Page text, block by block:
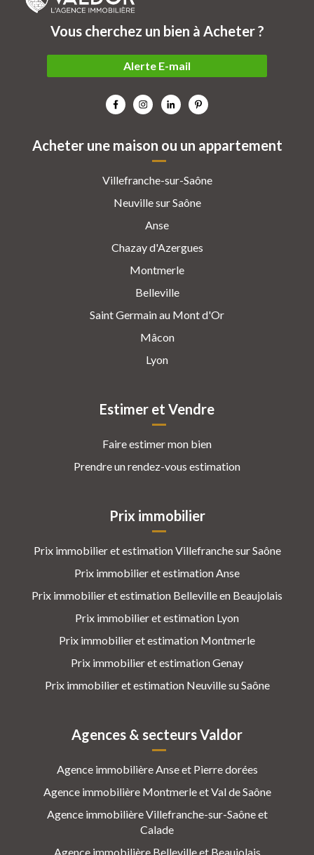
Acheter une maison ou un appartement
Villefranche-sur-Saône
Neuville sur Saône
Anse
Chazay d'Azergues
Montmerle
Belleville
Saint Germain au Mont d'Or
Mâcon
Lyon
Estimer et Vendre
Faire estimer mon bien
Prendre un rendez-vous estimation
Prix immobilier
Prix immobilier et estimation Villefranche sur Saône
Prix immobilier et estimation Anse
Prix immobilier et estimation Belleville en Beaujolais
Prix immobilier et estimation Lyon
Prix immobilier et estimation Montmerle
Prix immobilier et estimation Genay
Prix immobilier et estimation Neuville su Saône
Agences & secteurs Valdor
Agence immobilière Anse et Pierre dorées
Agence immobilière Montmerle et Val de Saône
Agence immobilière Villefranche-sur-Saône et
Calade
Agence immobilière Belleville et Beaujolais
Vous cherchez un bien à Acheter ?
Alerte E-mail